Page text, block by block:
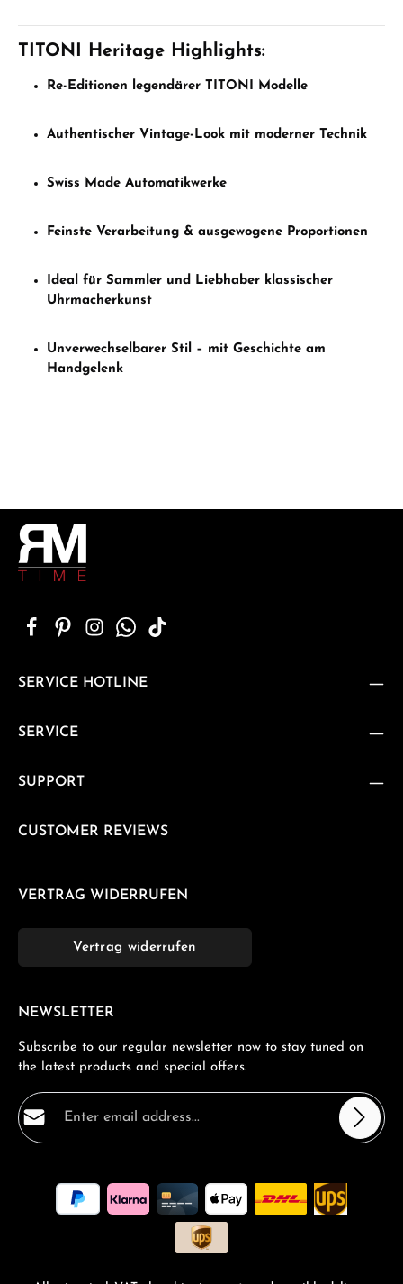
TITONI Heritage Highlights:
Re-Editionen legendärer TITONI Modelle
Authentischer Vintage-Look mit moderner Technik
Swiss Made Automatikwerke
Feinste Verarbeitung & ausgewogene Proportionen
Ideal für Sammler und Liebhaber klassischer
Uhrmacherkunst
Unverwechselbarer Stil – mit Geschichte am
Handgelenk
SERVICE HOTLINE
SERVICE
SUPPORT
CUSTOMER REVIEWS
VERTRAG WIDERRUFEN
Vertrag widerrufen
NEWSLETTER
Subscribe to our regular newsletter now to stay tuned on
the latest products and special offers.
Email address*
By selecting continue you confirm that you have read
ourdata protection informationand accepted our
general terms and conditions